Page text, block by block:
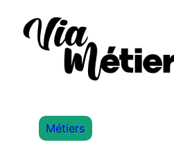
Métiers